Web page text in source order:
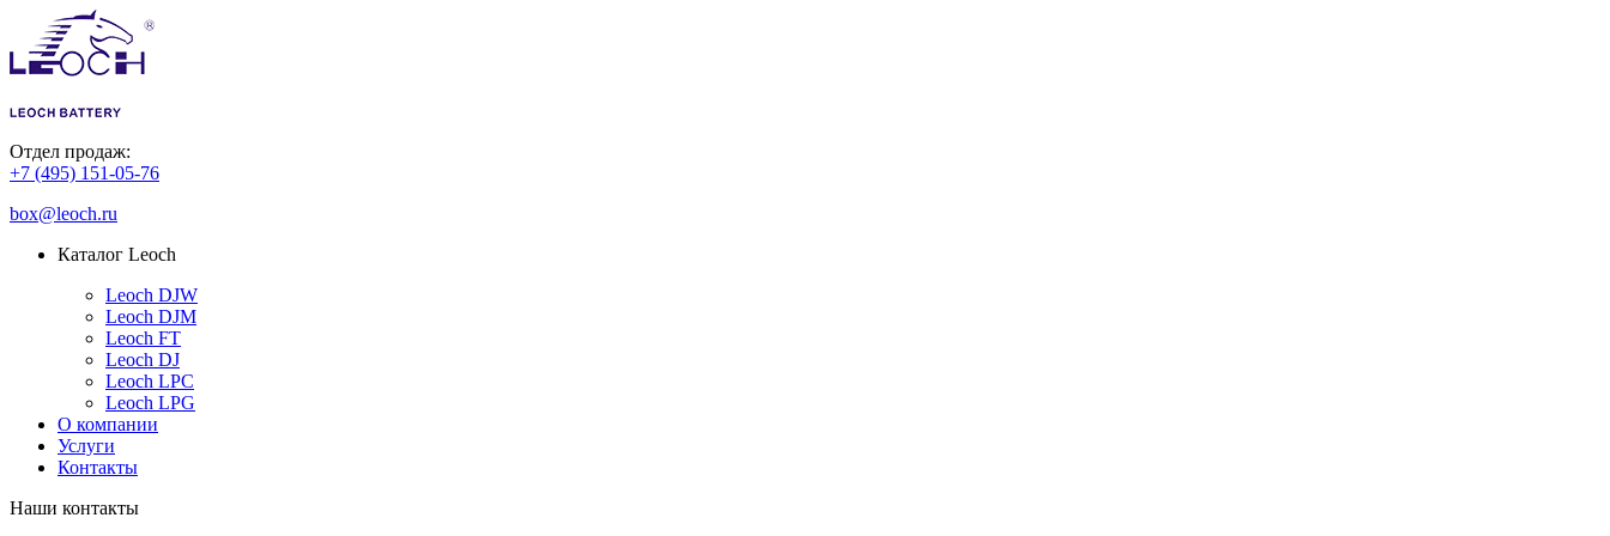
Отдел продаж:
+7 (495) 151-05-76
box@leoch.ru
Каталог Leoch
Leoch DJW
Leoch DJM
Leoch FT
Leoch DJ
Leoch LPC
Leoch LPG
О компании
Услуги
Контакты
Наши контакты